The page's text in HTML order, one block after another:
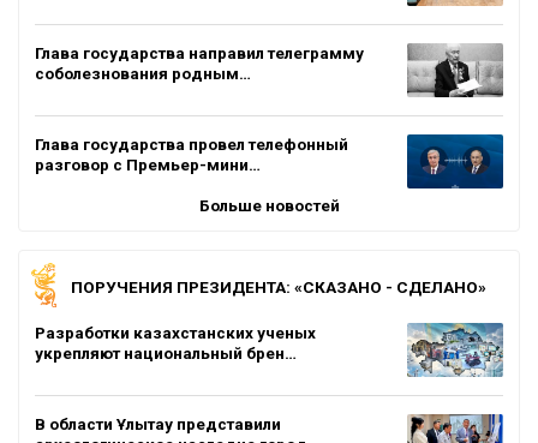
Глава государства направил телеграмму
соболезнования родным…
Глава государства провел телефонный
разговор с Премьер-мини…
Больше новостей
ПОРУЧЕНИЯ ПРЕЗИДЕНТА: «СКАЗАНО - СДЕЛАНО»
Разработки казахстанских ученых
укрепляют национальный брен…
В области Ұлытау представили